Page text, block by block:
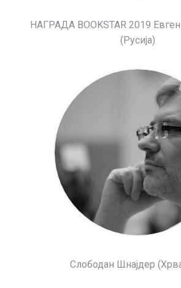
НАГРАДА BOOKSTAR 2019
(Русија)
Слободан Шнајдер